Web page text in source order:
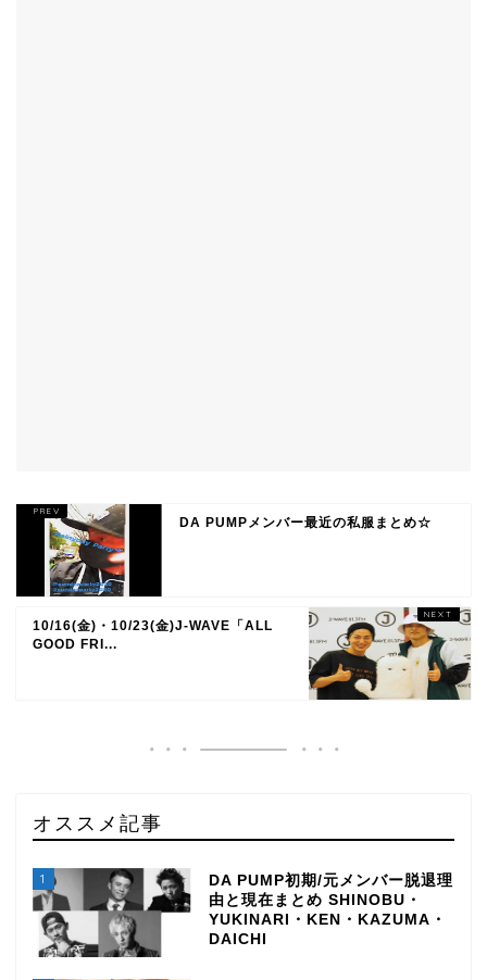
DA PUMPメンバー最近の私服まとめ☆
10/16(金)・10/23(金)J-WAVE「ALL
GOOD FRI...
オススメ記事
1
DA PUMP初期/元メンバー脱退理
由と現在まとめ SHINOBU・
YUKINARI・KEN・KAZUMA・
DAICHI